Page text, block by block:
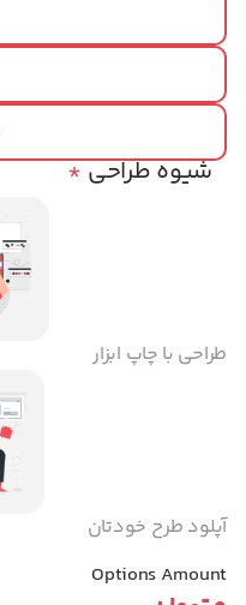
*شیوه طراحی
طراحی با چاپ ابزار
آپلود طرح خودتان
Options Amount